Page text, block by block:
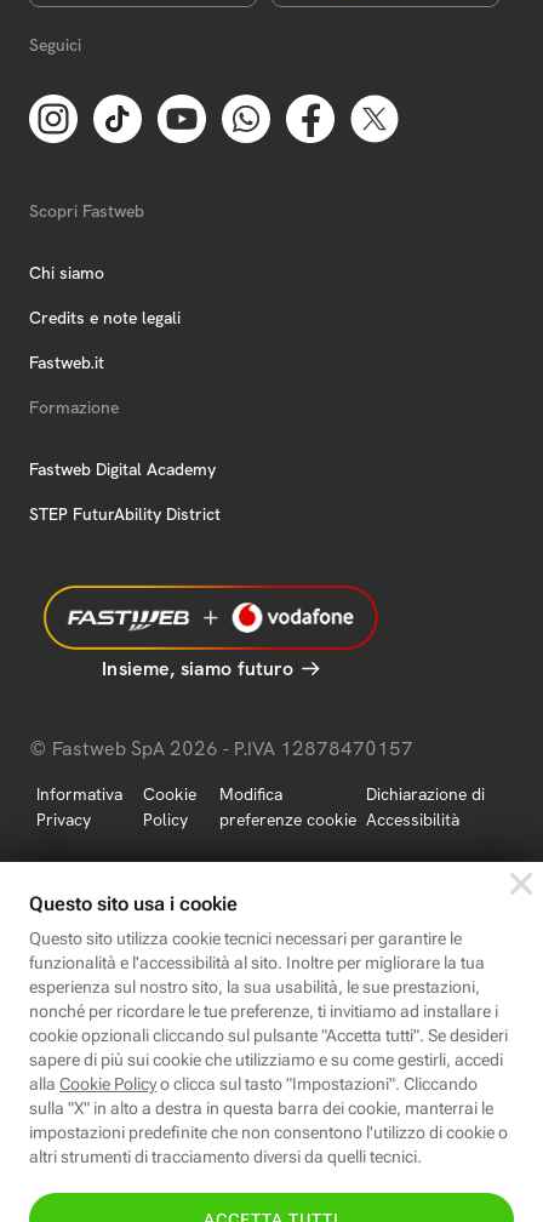
Seguici
Scopri Fastweb
Chi siamo
Credits e note legali
Fastweb.it
Formazione
Fastweb Digital Academy
STEP FuturAbility District
Insieme, siamo futuro
© Fastweb SpA 2026 - P.IVA 12878470157
Informativa
Privacy
Cookie
Policy
Modifica
preferenze cookie
Dichiarazione di
Accessibilità